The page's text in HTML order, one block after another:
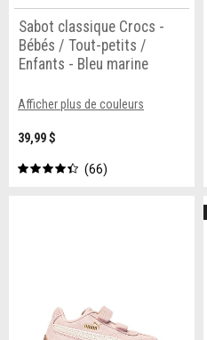
Sabot classique Crocs -
Bébés / Tout-petits /
Enfants - Bleu marine
Afficher plus de couleurs
39,99 $
66